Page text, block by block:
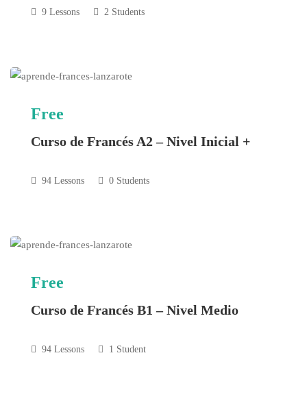
9 Lessons 2 Students
Free
Curso de Francés A2 – Nivel Inicial +
94 Lessons 0 Students
Free
Curso de Francés B1 – Nivel Medio
94 Lessons 1 Student